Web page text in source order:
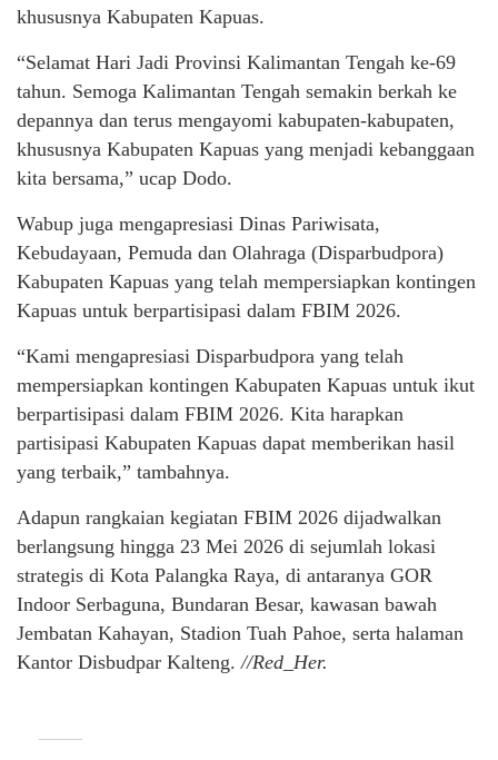
khususnya Kabupaten Kapuas.
“Selamat Hari Jadi Provinsi Kalimantan Tengah ke-69
tahun. Semoga Kalimantan Tengah semakin berkah ke
depannya dan terus mengayomi kabupaten-kabupaten,
khususnya Kabupaten Kapuas yang menjadi kebanggaan
kita bersama,” ucap Dodo.
Wabup juga mengapresiasi Dinas Pariwisata,
Kebudayaan, Pemuda dan Olahraga (Disparbudpora)
Kabupaten Kapuas yang telah mempersiapkan kontingen
Kapuas untuk berpartisipasi dalam FBIM 2026.
“Kami mengapresiasi Disparbudpora yang telah
mempersiapkan kontingen Kabupaten Kapuas untuk ikut
berpartisipasi dalam FBIM 2026. Kita harapkan
partisipasi Kabupaten Kapuas dapat memberikan hasil
yang terbaik,” tambahnya.
Adapun rangkaian kegiatan FBIM 2026 dijadwalkan
berlangsung hingga 23 Mei 2026 di sejumlah lokasi
strategis di Kota Palangka Raya, di antaranya GOR
Indoor Serbaguna, Bundaran Besar, kawasan bawah
Jembatan Kahayan, Stadion Tuah Pahoe, serta halaman
Kantor Disbudpar Kalteng. //Red_Her.